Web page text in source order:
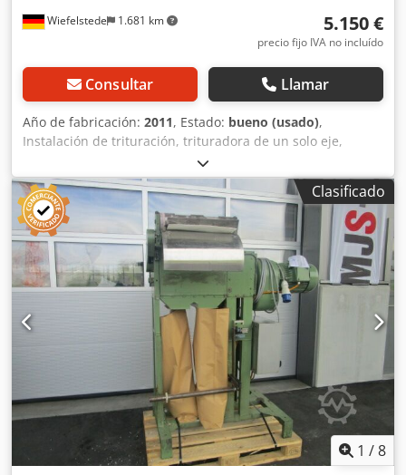
Wiefelstede 1.681 km 5.150 €
precio fijo IVA no incluído
Consultar Llamar
Año de fabricación: 2011, Estado: bueno (usado),
Instalación de trituración, trituradora de un solo eje,
trituradora, picadora, molino cortador, trituradora de un
solo eje, molino de rotor -Instalación de trituración:
fabricada íntegramente en acero inoxidable, para carne
congelada u otros productos. -Potencia del motor: 4 kW
Cedpfx Ahoh Di H Doasrf -Velocidad de rotación:
aproximadamente 60 rpm -Número de cuchillas de corte:
10 unidades -Dimensiones de las cuchillas de corte: 250
mm -Boca de alimentación: 500 x 895 x A480 mm -
Dimensiones: 880/1390/A2060 mm -Peso: 640 kg
Clasificado
1 /8